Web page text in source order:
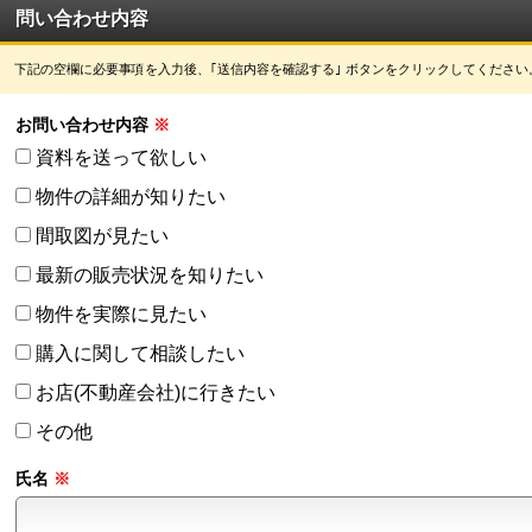
問い合わせ内容
下記の空欄に必要事項を入力後、｢送信内容を確認する｣ ボタンをクリックしてください
お問い合わせ内容
資料を送って欲しい
物件の詳細が知りたい
間取図が見たい
最新の販売状況を知りたい
物件を実際に見たい
購入に関して相談したい
お店(不動産会社)に行きたい
その他
氏名